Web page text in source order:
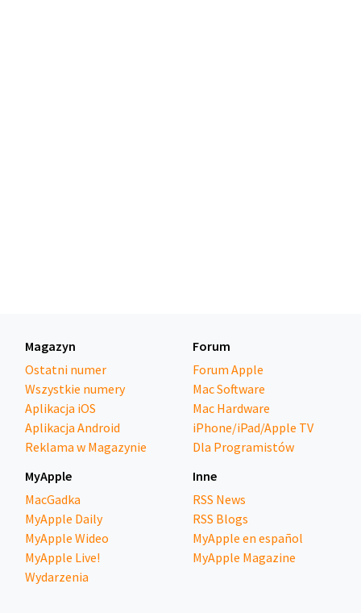
Magazyn
Ostatni numer
Wszystkie numery
Aplikacja iOS
Aplikacja Android
Reklama w Magazynie
Forum
Forum Apple
Mac Software
Mac Hardware
iPhone/iPad/Apple TV
Dla Programistów
MyApple
MacGadka
MyApple Daily
MyApple Wideo
MyApple Live!
Wydarzenia
Inne
RSS News
RSS Blogs
MyApple en español
MyApple Magazine